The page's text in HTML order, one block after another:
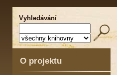
Vyhledávání
O projektu